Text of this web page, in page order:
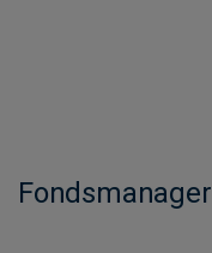
Fondsmanager​​​​​​​​​​​​​​​​​​​​